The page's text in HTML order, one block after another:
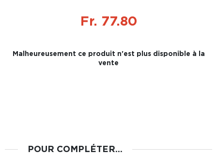
Fr. 77.80
Malheureusement ce produit n'est plus disponible à la
vente
POUR COMPLÉTER...